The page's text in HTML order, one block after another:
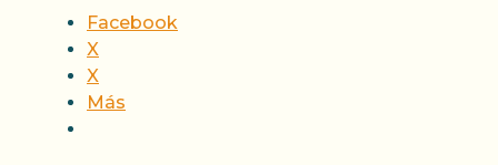
Facebook
X
X
Más